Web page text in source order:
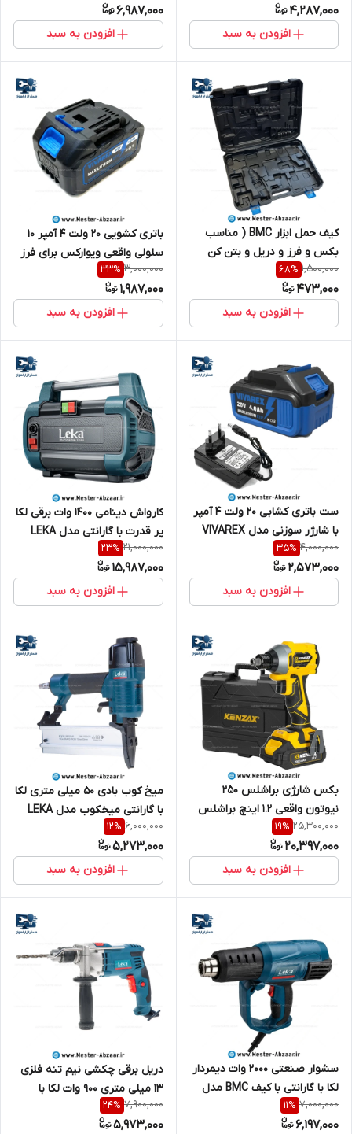
4,287,000
افزودن به سبد
مدل anchor DCE15
6,987,000
افزودن به سبد
کیف حمل ابزار BMC ( مناسب
بکس و فرز و دریل و بتن کن
2403 BAG بدون دستگاه شارژی
1,500,000
68%
473,000
افزودن به سبد
باتری کشویی 20 ولت 4 آمپر 10
سلولی واقعی ویوارکس برای فرز
دریل اره بلور بکس شارژی و ..
کشابی قدرتی
3,000,000
33%
1,987,000
افزودن به سبد
ست باتری کشابی 20 ولت 4 آمپر
با شارژر سوزنی مدل VIVAREX
20V مناسب دریل و فرز و اره
شارژی کشویی با قدرت بالا
4,000,000
35%
2,573,000
افزودن به سبد
کارواش دینامی 1400 وات برقی لکا
پر قدرت با گارانتی مدل LEKA
8101
21,000,000
23%
15,987,000
افزودن به سبد
بکس شارژی براشلس 250
نیوتون واقعی 1.2 اینچ براشلس
8802
25,300,000
19%
20,397,000
افزودن به سبد
میخ کوب بادی 50 میلی متری لکا
با گارانتی میخکوب مدل LEKA
BN100-83
6,000,000
12%
5,273,000
افزودن به سبد
سشوار صنعتی 2000 وات دیمردار
لکا با گارانتی با کیف BMC مدل
LEKA HG7162
7,000,000
11%
6,197,000
دریل برقی چکشی نیم تنه فلزی
13 میلی متری 900 وات لکا با
گارانتی مدل LEKA DR13‑090
7,900,000
24%
5,973,000